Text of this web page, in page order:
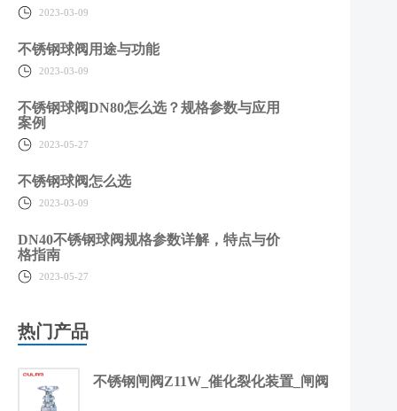
2023-03-09
不锈钢球阀用途与功能
2023-03-09
不锈钢球阀DN80怎么选？规格参数与应用
案例
2023-05-27
不锈钢球阀怎么选
2023-03-09
DN40不锈钢球阀规格参数详解，特点与价
格指南
2023-05-27
热门产品
不锈钢闸阀Z11W_催化裂化装置_闸阀